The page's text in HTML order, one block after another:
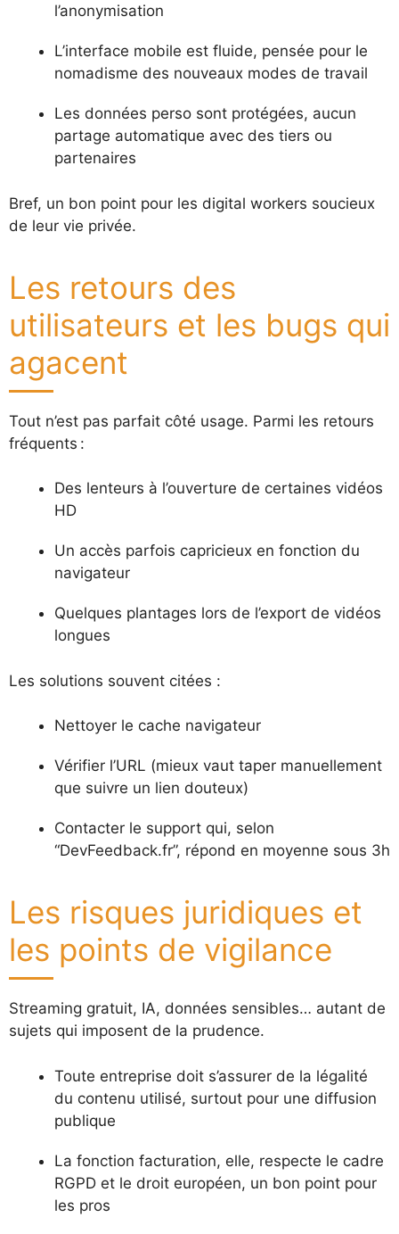
l’anonymisation
L’interface mobile est fluide, pensée pour le
nomadisme des nouveaux modes de travail
Les données perso sont protégées, aucun
partage automatique avec des tiers ou
partenaires
Bref, un bon point pour les digital workers soucieux
de leur vie privée.
Les retours des
utilisateurs et les bugs qui
agacent
Tout n’est pas parfait côté usage. Parmi les retours
fréquents :
Des lenteurs à l’ouverture de certaines vidéos
HD
Un accès parfois capricieux en fonction du
navigateur
Quelques plantages lors de l’export de vidéos
longues
Les solutions souvent citées :
Nettoyer le cache navigateur
Vérifier l’URL (mieux vaut taper manuellement
que suivre un lien douteux)
Contacter le support qui, selon
“DevFeedback.fr”, répond en moyenne sous 3h
Les risques juridiques et
les points de vigilance
Streaming gratuit, IA, données sensibles… autant de
sujets qui imposent de la prudence.
Toute entreprise doit s’assurer de la légalité
du contenu utilisé, surtout pour une diffusion
publique
La fonction facturation, elle, respecte le cadre
RGPD et le droit européen, un bon point pour
les pros